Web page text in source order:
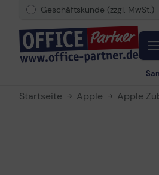
Geschäftskunde (zzgl. MwSt.)
Startseite Apple Apple